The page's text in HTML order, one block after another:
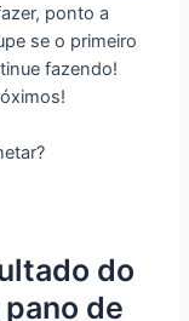
ponto a
se o primeiro
fazendo!
do
de